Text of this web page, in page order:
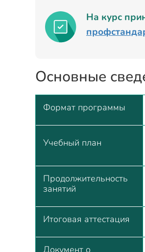
На курс
Основные
Формат программы
Учебный план
Продолжительность
занятий
Итоговая аттестация
Документ о